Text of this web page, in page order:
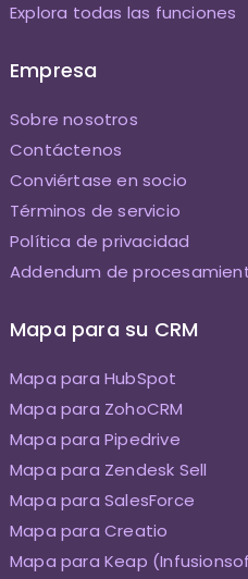
Explora todas las funciones
Empresa
Sobre nosotros
Contáctenos
Conviértase en socio
Términos de servicio
Política de privacidad
Addendum de
Mapa para su CRM
Mapa para HubSpot
Mapa para ZohoCRM
Mapa para Pipedrive
Mapa para Zendesk Sell
Mapa para SalesForce
Mapa para Creatio
Mapa para Keap